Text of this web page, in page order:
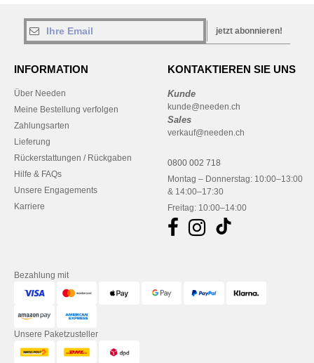
jetzt abonnieren!
INFORMATION
Über Needen
Meine Bestellung verfolgen
Zahlungsarten
Lieferung
Rückerstattungen / Rückgaben
Hilfe & FAQs
Unsere Engagements
Karriere
KONTAKTIEREN SIE UNS
Kunde
kunde@needen.ch
Sales
verkauf@needen.ch
0800 002 718
Montag – Donnerstag: 10:00–13:00
& 14:00–17:30
Freitag: 10:00–14:00
Bezahlung mit
Unsere Paketzusteller